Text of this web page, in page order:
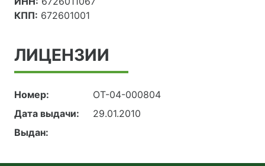
КПП: 672601001
ЛИЦЕНЗИИ
Номер:
ОТ-04-000804
Дата выдачи:
29.01.2010
Выдан: